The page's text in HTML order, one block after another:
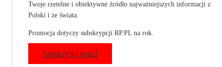
Twoje rzetelne i obiektywne źródło najważniejszych informacji z
Polski i ze świata.
Promocja dotyczy subskrypcji RP.PL na rok.
Subskrybuj teraz!